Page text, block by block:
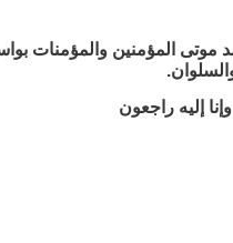
موتى المؤمنين والمؤمنات
وإنا إليه راجعون